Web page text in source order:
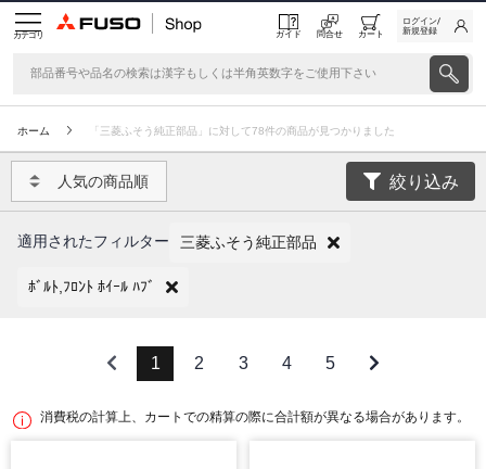
カテゴリ ガイド 問合せ カート
ログイン/
新規登録
ホーム 「三菱ふそう純正部品」に対して78件の商品が見つかりました
人気の商品順 絞り込み
適用されたフィルター 三菱ふそう純正部品
ﾎﾞﾙﾄ,ﾌﾛﾝﾄ ﾎｲｰﾙ ﾊﾌﾞ
1 2 3 4 5
消費税の計算上、カートでの精算の際に合計額が異なる場合があります。